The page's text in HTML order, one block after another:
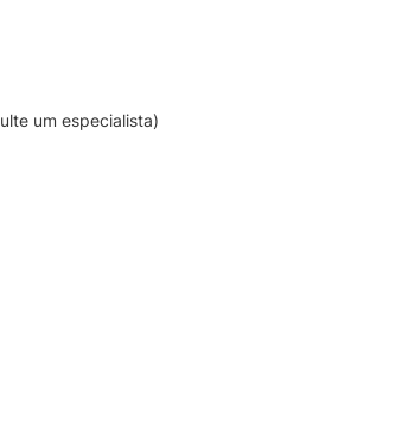
um especialista)